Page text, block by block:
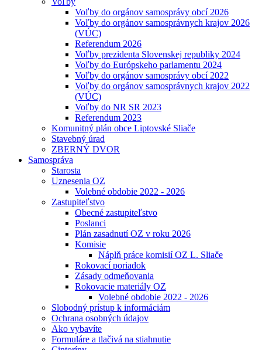
Voľby do orgánov samosprávy obcí 2026
Voľby do orgánov samosprávnych krajov 2026
(VÚC)
Referendum 2026
Voľby prezidenta Slovenskej republiky 2024
Voľby do Európskeho parlamentu 2024
Voľby do orgánov samosprávy obcí 2022
Voľby do orgánov samosprávnych krajov 2022
(VÚC)
Voľby do NR SR 2023
Referendum 2023
Komunitný plán obce Liptovské Sliače
Stavebný úrad
ZBERNÝ DVOR
Samospráva
Starosta
Uznesenia OZ
Volebné obdobie 2022 - 2026
Zastupiteľstvo
Obecné zastupiteľstvo
Poslanci
Plán zasadnutí OZ v roku 2026
Komisie
Náplň práce komisií OZ L. Sliače
Rokovací poriadok
Zásady odmeňovania
Rokovacie materiály OZ
Volebné obdobie 2022 - 2026
Slobodný prístup k informáciám
Ochrana osobných údajov
Ako vybavíte
Formuláre a tlačivá na stiahnutie